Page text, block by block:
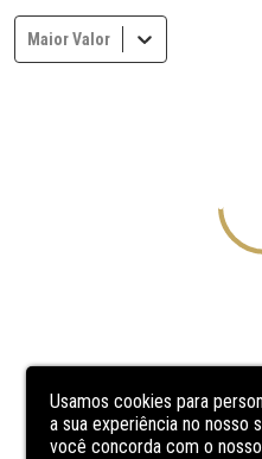
Usamos cookies para
a sua experiência no nosso
você concorda com o nosso
Maior Valor